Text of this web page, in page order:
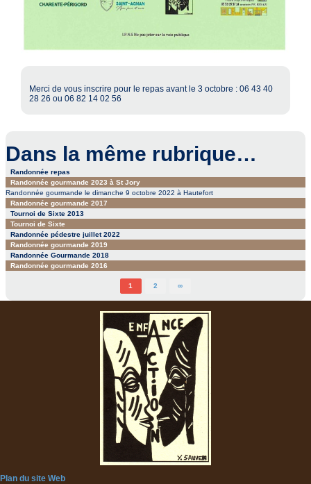
Merci de vous inscrire pour le repas avant le 3 octobre : 06 43 40
28 26 ou 06 82 14 02 56
Dans la même rubrique…
Randonnée repas
Randonnée gourmande 2023 à St Jory
Randonnée gourmande le dimanche 9 octobre 2022 à Hautefort
Randonnée gourmande 2017
Tournoi de Sixte 2013
Tournoi de Sixte
Randonnée pédestre juillet 2022
Randonnée gourmande 2019
Randonnée Gourmande 2018
Randonnée gourmande 2016
1 2 ∞
Plan du site Web